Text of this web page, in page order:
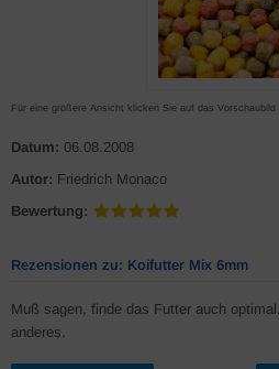
Für eine größere Ansicht klicken Sie auf das Vorschaubild
Datum: 06.08.2008
Autor: Friedrich Monaco
Bewertung:
Rezensionen zu: Koifutter Mix 6mm
Muß sagen, finde das Futter auch
anderes.